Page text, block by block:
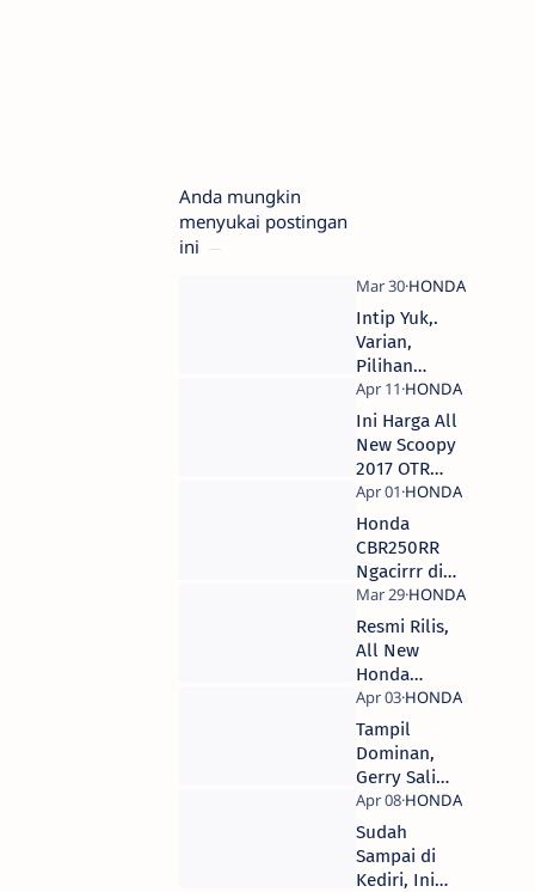
Anda mungkin
menyukai postingan
ini
Intip Yuk,.
Varian,
Pilihan
Warna dan
Spesifikasi
Honda All
New Scoopy
2017
Ini Harga All
New Scoopy
2017 OTR
Tulungagung,
Nganjuk &
Trenggalek
​Honda
CBR250RR
Ngacirrr di
Race 1, Gerry
Salim Juara
AP250 AARC
2017
Resmi Rilis,
All New
Honda
Scoopy 2017
di Banderol
dengan
Harga Rp.
17,8 Juta
Tampil
Dominan,
Gerry Salim
Kembali
Juara Race
Kedua
AP250 ARRC
Sudah
Sampai di
Kediri, Ini